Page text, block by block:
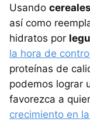
Usando
así como
hidratos por
la hora de
proteínas de
podemos lograr
favorezca a
crecimiento en